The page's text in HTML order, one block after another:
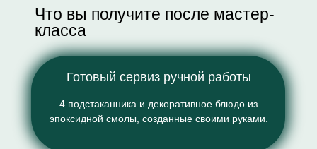
Что вы получите после мастер-
класса
Готовый сервиз ручной работы
4 подстаканника и декоративное блюдо из
эпоксидной смолы, созданные своими руками.